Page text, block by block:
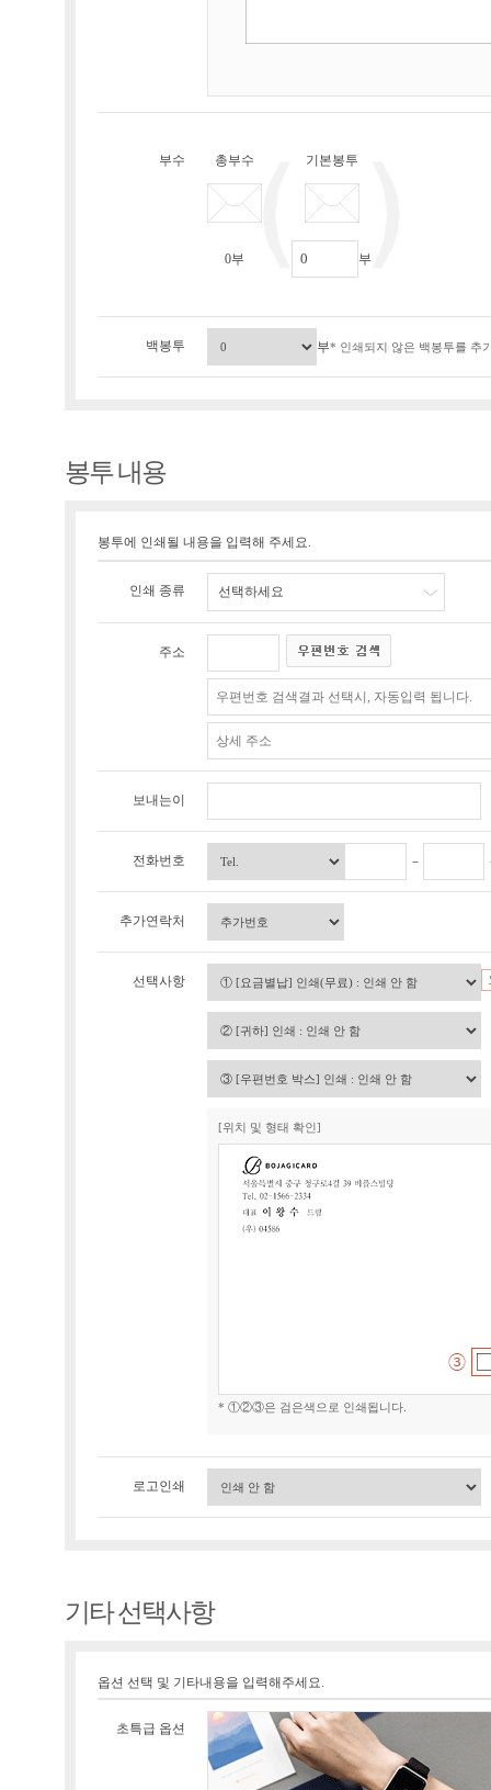
부수 총부수
0부
기본봉투
부
백봉투 부* 인쇄되지 않은 백봉투를 추
봉투 내용
봉투에 인쇄될 내용을 입력해 주세요.
인쇄 종류 선택하세요
주소
보내는이
전화번호
추가연락처
선택사항
[위치 및 형태 확인]
* ①②③은 검은색으로 인쇄됩니다.
로고인쇄
기타 선택사항
옵션 선택 및 기타내용을 입력해주세요.
초특급 옵션